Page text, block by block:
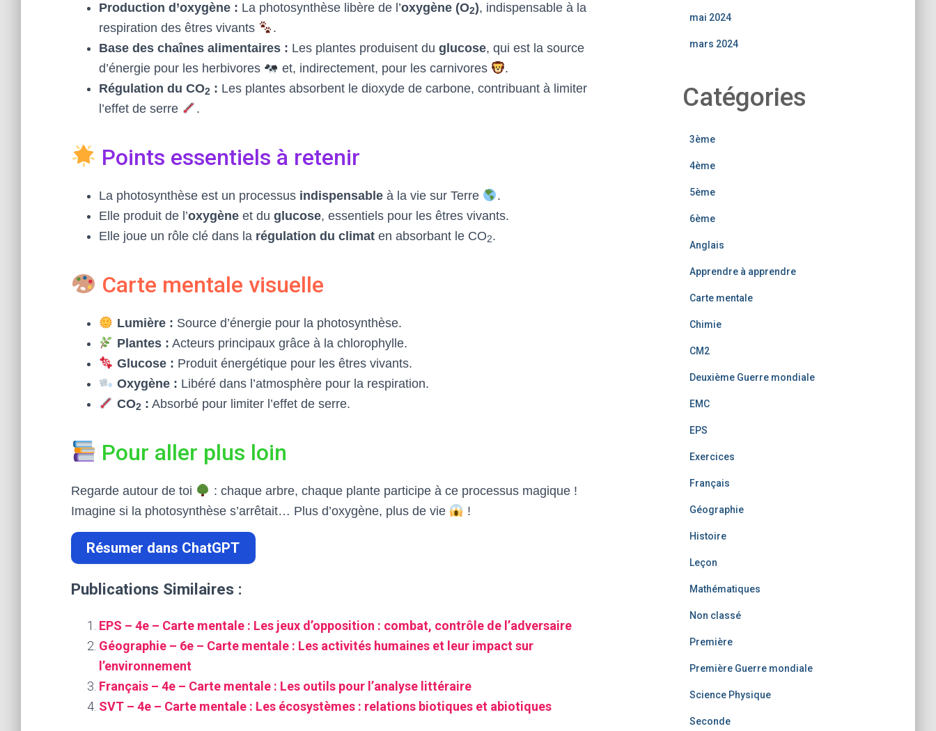
Production d’oxygène : La photosynthèse libère de l’oxygène (O2), indispensable à la
respiration des êtres vivants
.
Base des chaînes alimentaires : Les plantes produisent du glucose, qui est la source
d’énergie pour les herbivores
et, indirectement, pour les carnivores
.
Régulation du CO2 : Les plantes absorbent le dioxyde de carbone, contribuant à limiter
l’effet de serre
.
Points essentiels à retenir
La photosynthèse est un processus indispensable à la vie sur Terre
.
Elle produit de l’oxygène et du glucose, essentiels pour les êtres vivants.
Elle joue un rôle clé dans la régulation du climat en absorbant le CO2.
Carte mentale visuelle
Lumière : Source d’énergie pour la photosynthèse.
Plantes : Acteurs principaux grâce à la chlorophylle.
Glucose : Produit énergétique pour les êtres vivants.
Oxygène : Libéré dans l’atmosphère pour la respiration.
CO2 : Absorbé pour limiter l’effet de serre.
Pour aller plus loin
Regarde autour de toi
: chaque arbre, chaque plante participe à ce processus magique !
Imagine si la photosynthèse s’arrêtait… Plus d’oxygène, plus de vie
!
Résumer dans ChatGPT
Publications Similaires :
EPS – 4e – Carte mentale : Les jeux d’opposition : combat, contrôle de l’adversaire
Géographie – 6e – Carte mentale : Les activités humaines et leur impact sur
l’environnement
Français – 4e – Carte mentale : Les outils pour l’analyse littéraire
SVT – 4e – Carte mentale : Les écosystèmes : relations biotiques et abiotiques
mai 2024
mars 2024
Catégories
3ème
4ème
5ème
6ème
Anglais
Apprendre à apprendre
Carte mentale
Chimie
CM2
Deuxième Guerre mondiale
EMC
EPS
Exercices
Français
Géographie
Histoire
Leçon
Mathématiques
Non classé
Première
Première Guerre mondiale
Science Physique
Seconde